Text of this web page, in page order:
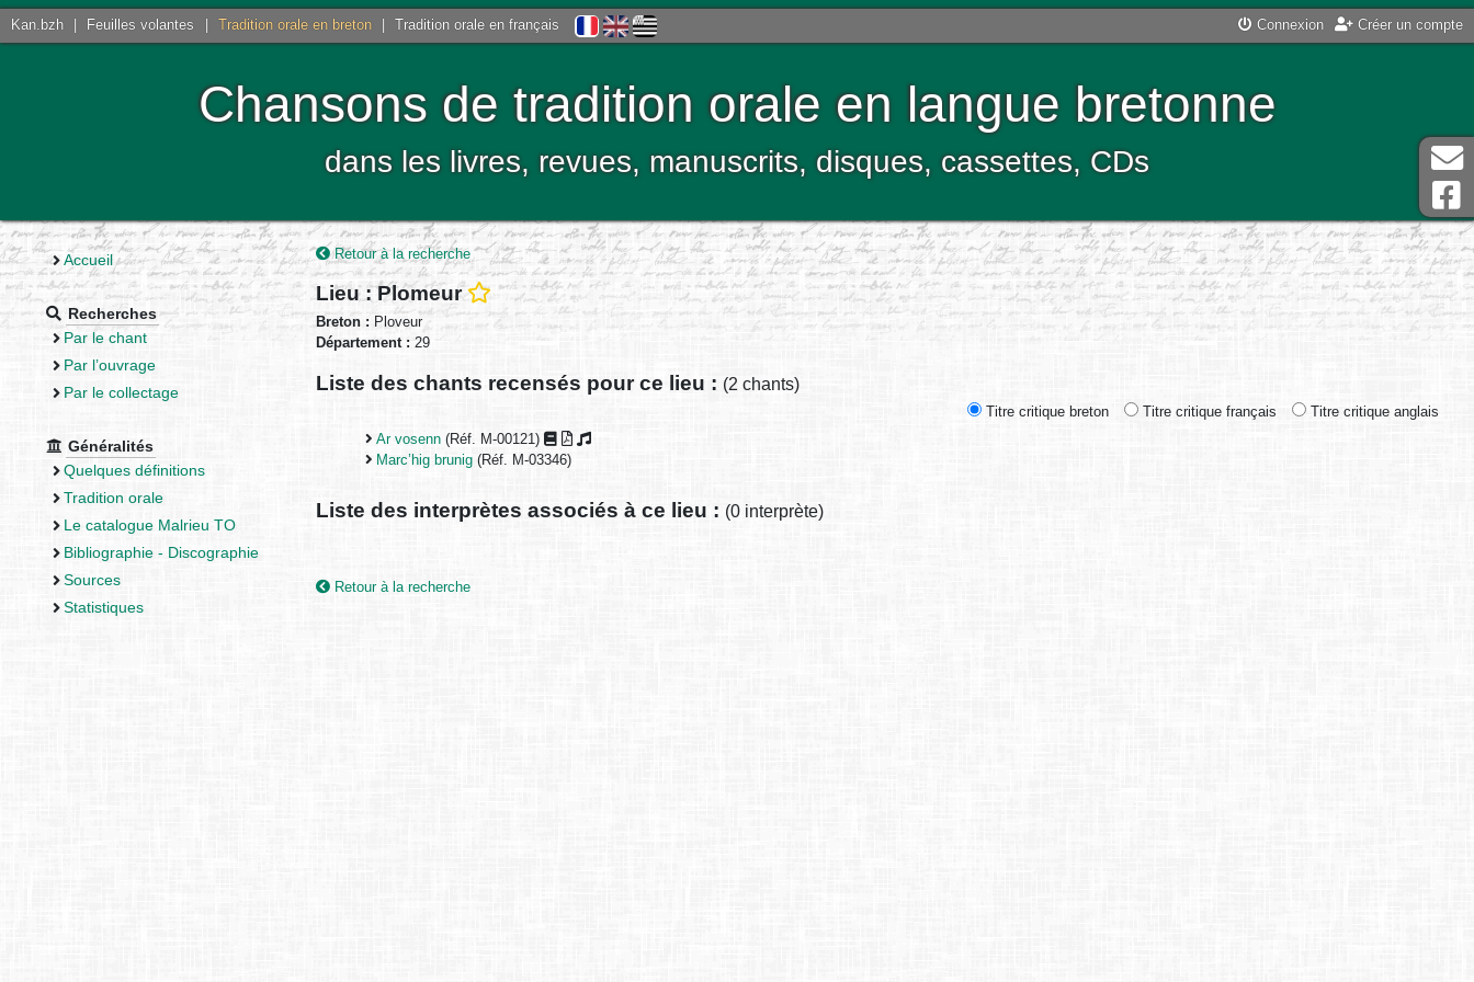
Kan.bzh Feuilles volantes Tradition orale en breton Tradition orale en français Connexion Créer un compte
Chansons de tradition orale en langue bretonne
dans les livres, revues, manuscrits, disques, cassettes, CDs
Accueil
Recherches
Par le chant
Par l’ouvrage
Par le collectage
Généralités
Quelques définitions
Tradition orale
Le catalogue Malrieu TO
Bibliographie - Discographie
Sources
Statistiques
Retour à la recherche
Lieu : Plomeur
Breton : Ploveur
Département : 29
Liste des chants recensés pour ce lieu : (2 chants)
Titre critique breton Titre critique français
Titre critique anglais
Ar vosenn (Réf. M-00121)
Marc’hig brunig (Réf. M-03346)
Liste des interprètes associés à ce lieu : (0 interprète)
Retour à la recherche